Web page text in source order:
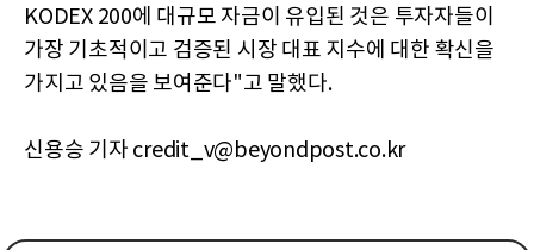
KODEX 200에 대규모 자금이 유입된 것은 투자자들이
가장 기초적이고 검증된 시장 대표 지수에 대한 확신을
가지고 있음을 보여준다"고 말했다.
신용승 기자 credit_v@beyondpost.co.kr